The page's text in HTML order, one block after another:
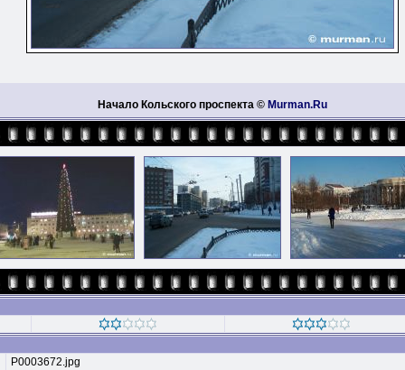
Начало Кольского проспекта © Murman.Ru
P0003672.jpg